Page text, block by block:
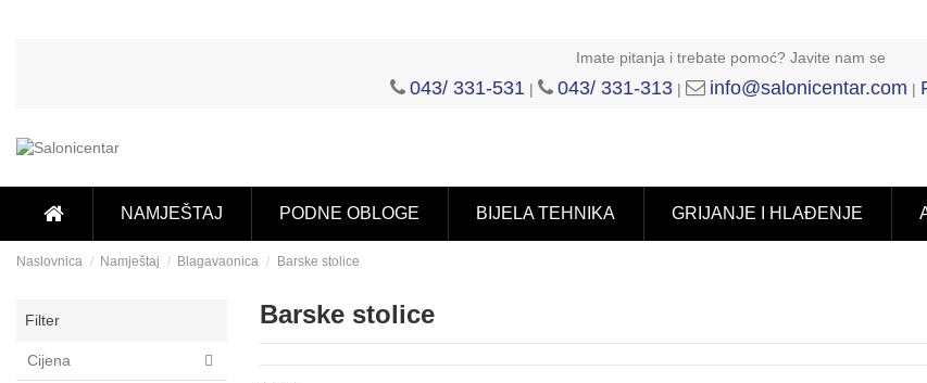
Imate pitanja i trebate pomoć? Javite nam se
043/ 331-531 | 043/ 331-313 | info@salonicentar.com |
NAMJEŠTAJ PODNE OBLOGE BIJELA TEHNIKA GRIJANJE I HLAĐENJE
Naslovnica Namještaj Blagavaonica Barske stolice
Barske stolice
Filter
Cijena